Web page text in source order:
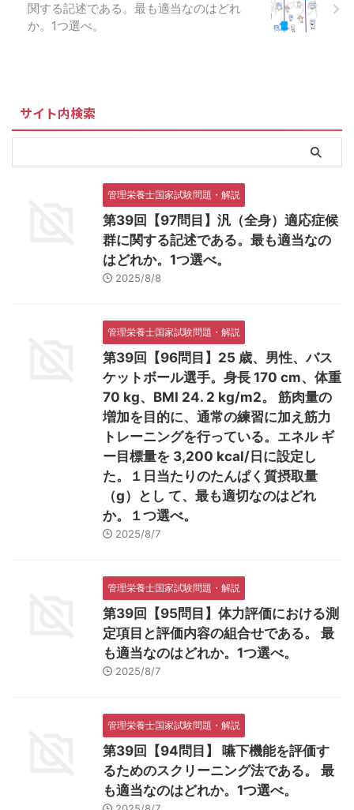
関する記述である。最も適当なのはどれ
か。1つ選べ。
サイト内検索
管理栄養士国家試験問題・解説
第39回【97問目】汎（全身）適応症候
群に関する記述である。最も適当なの
はどれか。1つ選べ。
2025/8/8
管理栄養士国家試験問題・解説
第39回【96問目】25 歳、男性、バス
ケットボール選手。身長 170 cm、体重
70 kg、BMI 24. 2 kg/m2。 筋肉量の
増加を目的に、通常の練習に加え筋力
トレーニングを行っている。エネル ギ
ー目標量を 3,200 kcal/日に設定し
た。１日当たりのたんぱく質摂取量
（g）とし て、最も適切なのはどれ
か。１つ選べ。
2025/8/7
管理栄養士国家試験問題・解説
第39回【95問目】体力評価における測
定項目と評価内容の組合せである。 最
も適当なのはどれか。1つ選べ。
2025/8/7
管理栄養士国家試験問題・解説
第39回【94問目】 嚥下機能を評価す
るためのスクリーニング法である。 最
も適当なのはどれか。1つ選べ。